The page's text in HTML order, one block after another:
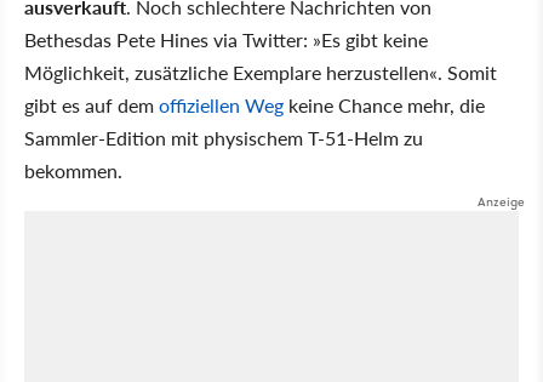
ausverkauft. Noch schlechtere Nachrichten von
Bethesdas Pete Hines via Twitter: »Es gibt keine
Möglichkeit, zusätzliche Exemplare herzustellen«. Somit
gibt es auf demoffiziellen Weg keine Chance mehr, die
Sammler-Edition mit physischem T-51-Helm zu
bekommen.